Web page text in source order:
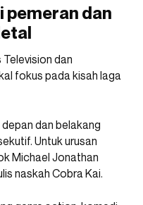
pemeran dan
dan
fokus pada kisah laga
dan belakang
Untuk urusan
Michael Jonathan
naskah Cobra Kai.